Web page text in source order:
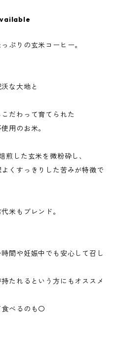
ぷりの玄米コーヒー。
な大地と
だわって育てられた
用のお米。
煎した玄米を微粉砕し、
くすっきりした苦みが特徴で
米もブレンド。
間や妊娠中でも安心して召し
たれるという方にもオススメ
べるのも〇